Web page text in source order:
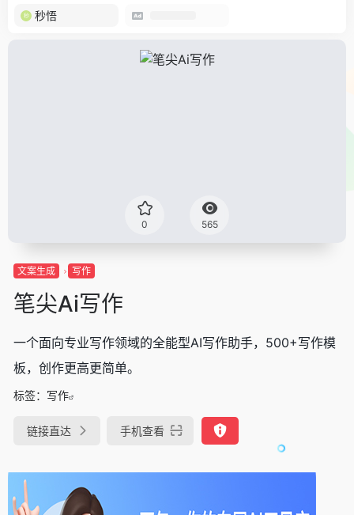
秒悟
0 565
文案生成 写作
笔尖Ai写作
一个面向专业写作领域的全能型AI写作助手，500+写作模
板，创作更高更简单。
标签： 写作
链接直达 手机查看